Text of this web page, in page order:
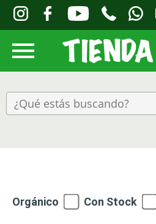
Orgánico Con Stock